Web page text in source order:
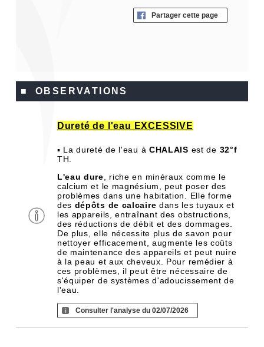
Partager cette page
■ OBSERVATIONS
Dureté de l'eau EXCESSIVE
▪ La dureté de l'eau à CHALAIS est de 32°f
TH.
L'eau dure , riche en minéraux comme le
calcium et le magnésium, peut poser des
problèmes dans une habitation. Elle forme
des dépôts de calcaire dans les tuyaux et
les appareils, entraînant des obstructions,
des réductions de débit et des dommages.
De plus, elle nécessite plus de savon pour
nettoyer efficacement, augmente les coûts
de maintenance des appareils et peut nuire
à la peau et aux cheveux. Pour remédier à
ces problèmes, il peut être nécessaire de
s'équiper de systèmes d'adoucissement de
l'eau.
Consulter l'analyse du 02/07/2026